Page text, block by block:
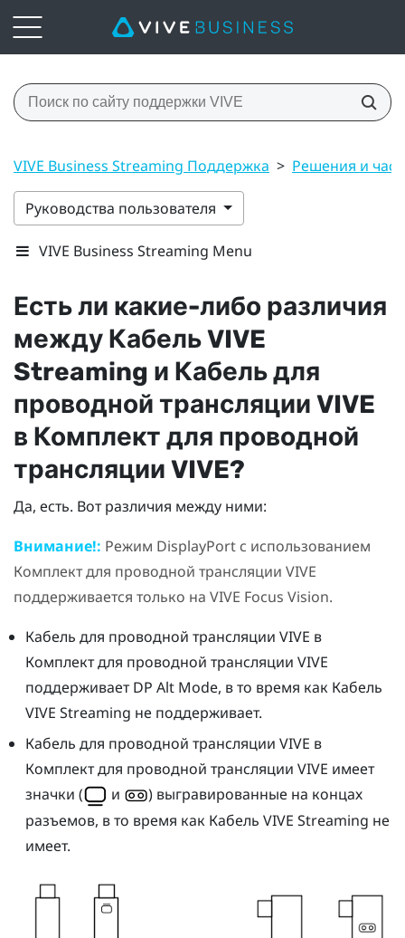
VIVE Business Streaming Поддержка > Решения и
Руководства пользователя
VIVE Business Streaming Menu
Есть ли какие-либо различия
между Кабель VIVE
Streaming и Кабель для
проводной трансляции VIVE
в Комплект для проводной
трансляции VIVE?
Да, есть. Вот различия между ними:
Внимание!: Режим DisplayPortс использованием
Комплект для проводной трансляции VIVE
поддерживается только на VIVE Focus Vision.
Кабель для проводной трансляции VIVE в
Комплект для проводной трансляции VIVE
поддерживает DP Alt Mode, в то время как Кабель
VIVE Streaming не поддерживает.
Кабель для проводной трансляции VIVE в
Комплект для проводной трансляции VIVE имеет
значки (
и
) выгравированные на концах
разъемов, в то время как Кабель VIVE Streaming не
имеет.